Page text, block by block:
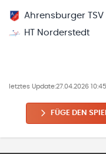
Ahrensburger TSV
HT Norderstedt
letztes Update:27.04.2026
FÜGE DEN